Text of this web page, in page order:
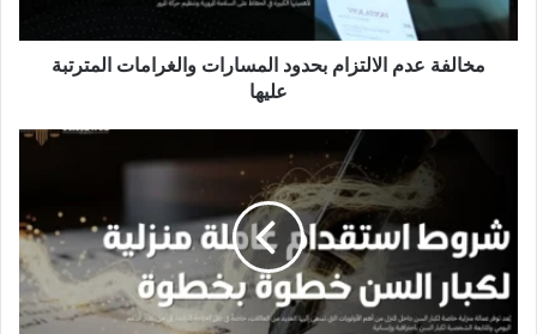
عليها
مخالفة عدم الالتزام بحدود المسارات والغرامات المترتبة
عليها
منزلية
لكبار
خطوة
بخطوة